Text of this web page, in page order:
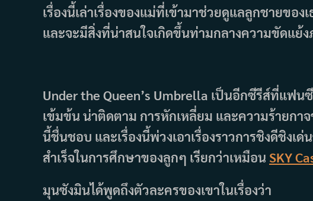
เรื่องนี้เล่าเรื่องของแม่ที่เข้ามาช่วยดูแลลูกชายขอ
และจะมีสิ่งที่น่าสนใจเกิดขึ้นท่ามกลางความขัดแย้ง
Under the Queen’s Umbrella เป็นอีกซีรีส์ที่แฟน
เข้มข้น น่าติดตาม การหักเหลี่ยม และความร้ายก
นี้ชื่นชอบ และเรื่องนี้พ่วงเอาเรื่องราวการชิงดีชิงเ
สำเร็จในการศึกษาของลูกๆ เรียกว่าเหมือน SKY
มุนซังมินได้พูดถึงตัวละครของเขาในเรื่องว่า